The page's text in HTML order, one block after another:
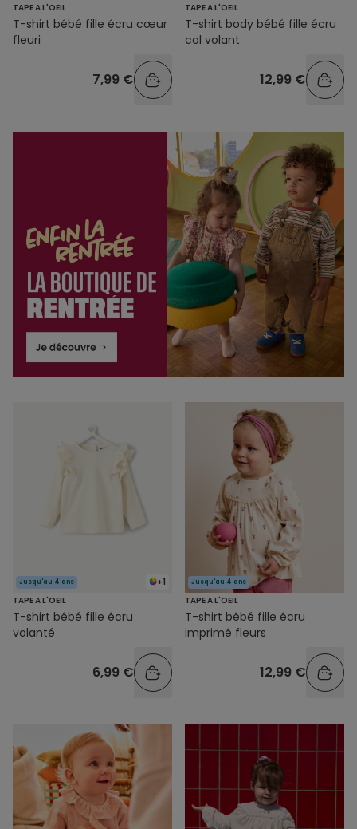
TAPE A L'OEIL
T-shirt bébé fille écru cœur
fleuri
7,99 €
TAPE A L'OEIL
T-shirt body bébé fille écru
col volant
12,99 €
+1
Jusqu'au 4 ans
TAPE A L'OEIL
T-shirt bébé fille écru
volanté
6,99 €
Jusqu'au 4 ans
TAPE A L'OEIL
T-shirt bébé fille écru
imprimé fleurs
12,99 €